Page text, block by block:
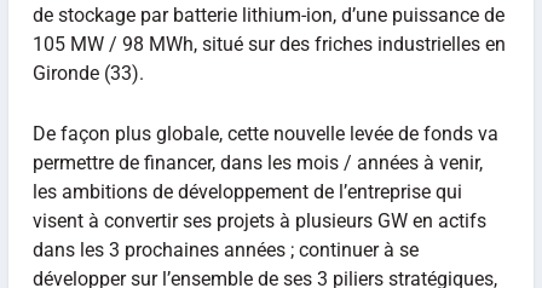
de stockage par batterie lithium-ion, d’une puissance de
105 MW / 98 MWh, situé sur des friches industrielles en
Gironde (33).
De façon plus globale, cette nouvelle levée de fonds va
permettre de financer, dans les mois / années à venir,
les ambitions de développement de l’entreprise qui
visent à convertir ses projets à plusieurs GW en actifs
dans les 3 prochaines années ; continuer à se
développer sur l’ensemble de ses 3 piliers stratégiques,